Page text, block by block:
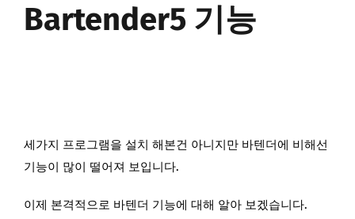
Bartender5 기능
세가지 프로그램을 설치 해본건 아니지만 바텐더에 비해선
기능이 많이 떨어져 보입니다.
이제 본격적으로 바텐더 기능에 대해 알아 보겠습니다.